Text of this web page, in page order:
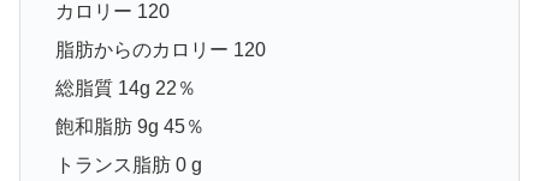
カロリー 120
脂肪からのカロリー 120
総脂質 14g 22％
飽和脂肪 9g 45％
トランス脂肪 0 g